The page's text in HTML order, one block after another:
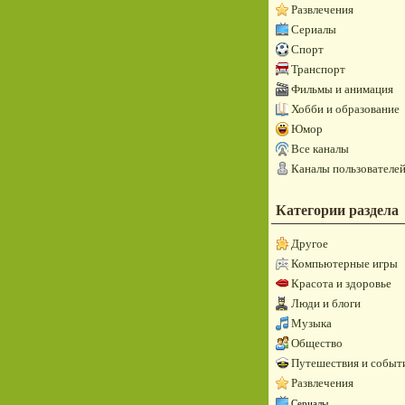
Развлечения
Сериалы
Спорт
Транспорт
Фильмы и анимация
Хобби и образование
Юмор
Все каналы
Каналы пользователей
Категории раздела
Другое
Компьютерные игры
Красота и здоровье
Люди и блоги
Музыка
Общество
Путешествия и
Развлечения